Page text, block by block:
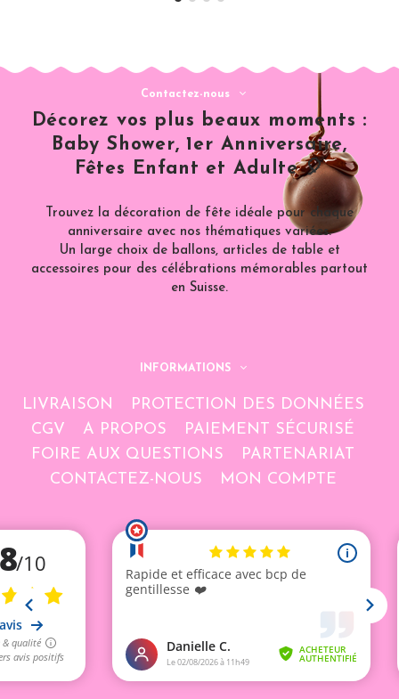
Contactez-nous
Décorez vos plus beaux moments :
Baby Shower, 1er Anniversaire,
Fêtes Enfant et Adulte 🎈
Trouvez la décoration de fête idéale pour chaque
anniversaire avec nos thématiques variées.
Un large choix de ballons, articles de table et
accessoires pour des célébrations mémorables partout
en Suisse.
INFORMATIONS
LIVRAISON
PROTECTION DES DONNÉES
CGV
A PROPOS
PAIEMENT SÉCURISÉ
FOIRE AUX QUESTIONS
PARTENARIAT
CONTACTEZ-NOUS
MON COMPTE